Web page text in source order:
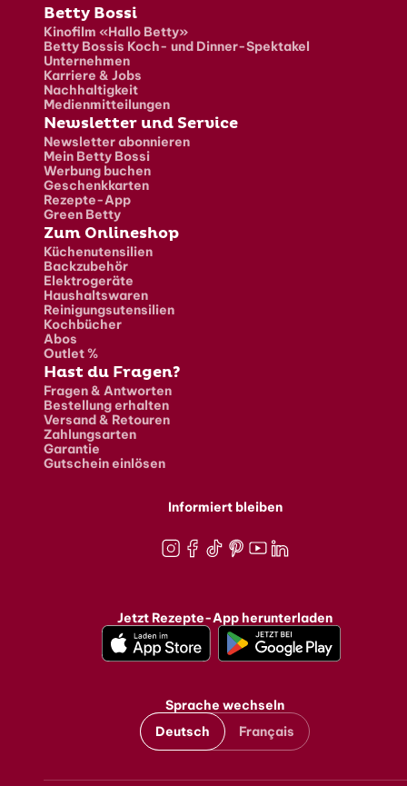
Fusszeile
Betty Bossi
Kinofilm «Hallo Betty»
Betty Bossis Koch- und Dinner-Spektakel
Unternehmen
Karriere & Jobs
Nachhaltigkeit
Medienmitteilungen
Newsletter und Service
Newsletter abonnieren
Mein Betty Bossi
Werbung buchen
Geschenkkarten
Rezepte-App
Green Betty
Zum Onlineshop
Küchenutensilien
Backzubehör
Elektrogeräte
Haushaltswaren
Reinigungsutensilien
Kochbücher
Abos
Outlet %
Hast du Fragen?
Fragen & Antworten
Bestellung erhalten
Versand & Retouren
Zahlungsarten
Garantie
Gutschein einlösen
Informiert bleiben
Jetzt Rezepte-App herunterladen
Sprache wechseln
Deutsch
Français